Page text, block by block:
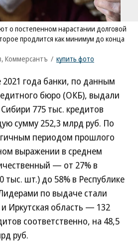
о постепенном нарастании долговой
продлится как минимум до конца
Коммерсантъ / купить фото
года банки, по данным
бюро (ОКБ), выдали
775 тыс. кредитов
сумму 252,3 млрд руб. По
периодом прошлого
выражении в среднем
— от 27% в
тыс. шт.) до 58% в Республике
по выдаче стали
и Иркутская область — 132
соответственно, на 48,5
руб.